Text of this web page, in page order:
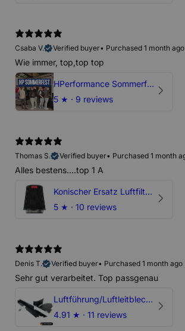
Csaba V.
Verified buyer• Purchased 1 month ago
Wie immer, top,top top
HPerformance Sommerfest 2026
5 ★ · 9 reviews
Thomas S.
Verified buyer• Purchased 1 month
Alles bestens....top 1 A
Konischer Ersatz Luftfilter Pilz - 4" & 5" Offene Ansaugung
5 ★ · 10 reviews
Denis T.
Verified buyer• Purchased 1 month ago
Sehr gut verarbeitet. Top passgenau
Luftführung/Luftleitblech 5" 125mm offene Ansaugung HPerformance
4.91 ★ · 11 reviews